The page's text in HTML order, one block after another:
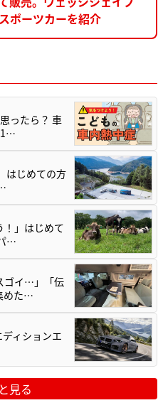
ポーツカーを紹介
ったら？ 車
はじめての方
！」はじめて
…
ゴイ…」「伝
めた…
ディションエ
見る